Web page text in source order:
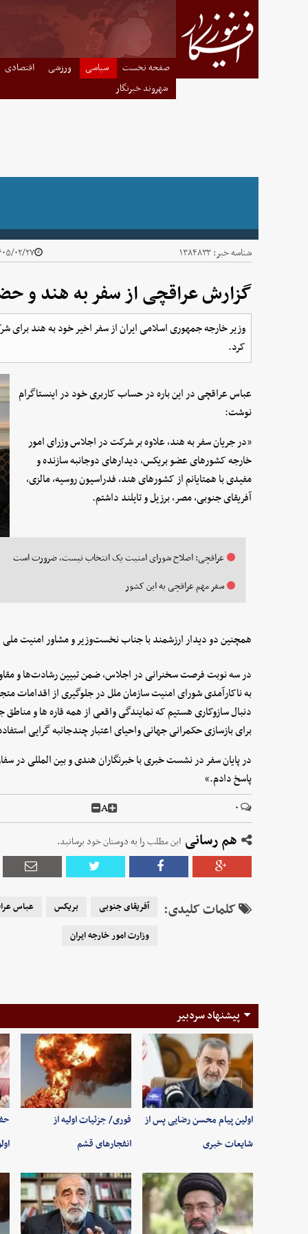
صفحه نخست سیاسی ورزشی
اقتصادی
شهروند خبرنگار
شناسه خبر:۱۳۸۴۸۳۳ ۱۴۰۵/۰۲/۲۷ -
گزارش عراقچی از سفر به هند و
وزیر خارجه جمهوری اسلامی ایران از سفر اخیر خود به هند
کرد.
عباس عراقچی در این باره در حساب کاربری خود در اینستاگرام
نوشت:
«در جریان سفر به هند، علاوه بر شرکت در اجلاس وزرای امور
خارجه کشورهای عضو بریکس، دیدارهای دوجانبه سازنده و
مفیدی با همتایانم از کشورهای هند، فدراسیون روسیه، مالزی،
آفریقای جنوبی، مصر، برزیل و تایلند داشتم.
عراقچی: اصلاح شورای امنیت یک انتخاب نیست، ضرورت است
سفر مهم عراقچی به این کشور
همچنین دو دیدار ارزشمند با جناب نخست‌وزیر و مشاور امنیت
در سه نوبت فرصت سخنرانی در اجلاس، ضمن تبیین رشادت‌ها و
به ناکارآمدی شورای امنیت سازمان ملل در جلوگیری از اقدامات
دنبال سازوکاری هستیم که نمایندگی واقعی از همه قاره ها و
برای بازسازی حکمرانی جهانی واحیای اعتبار چندجانبه گرایی
در پایان سفر در نشست خبری با خبرنگاران هندی و بین المللی در
پاسخ دادم.»
۰ A
هم رسانی این مطلب را به دوستان خود برسانید.
کلمات کلیدی: آفریقای جنوبی بریکس
عباس
وزارت امور خارجه ایران
پیشنهاد سردبیر
اولین پیام محسن رضایی پس از
شایعات خبری
فوری/ جزئیات اولیه از
انفجارهای قشم